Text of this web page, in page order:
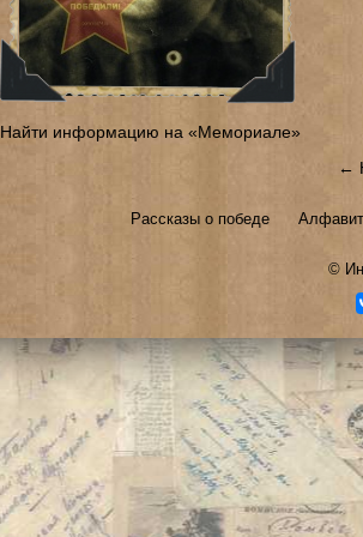
Найти информацию на «Мемориале»
←
Рассказы о победе
©